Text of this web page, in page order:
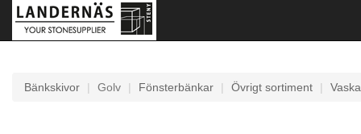
Bänkskivor Golv Fönsterbänkar Övrigt sortiment